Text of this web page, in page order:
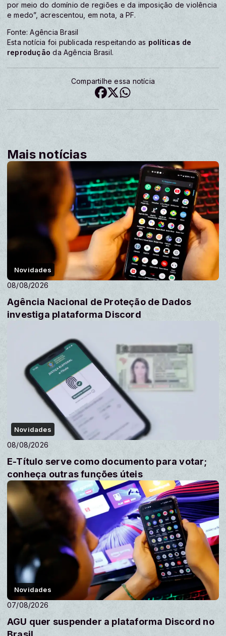
por meio do domínio de regiões e da imposição de violência
e medo”, acrescentou, em nota, a PF.
Fonte: Agência Brasil
Esta notícia foi publicada respeitando as políticas de
reprodução da Agência Brasil.
Compartilhe essa notícia
Mais notícias
Novidades
08/08/2026
Agência Nacional de Proteção de Dados
investiga plataforma Discord
Novidades
08/08/2026
E-Título serve como documento para votar;
conheça outras funções úteis
Novidades
07/08/2026
AGU quer suspender a plataforma Discord no